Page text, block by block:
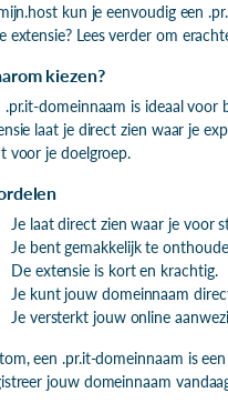
kun je eenvoudig een
extensie? Lees verder om
kiezen?
.pr.it-domeinnaam is ideaal
laat je direct zien waar je
voor je doelgroep.
Je laat direct zien waar je voor
Je bent gemakkelijk te
De extensie is kort en krachtig.
Je kunt jouw domeinnaam
Je versterkt jouw online
een .pr.it-domeinnaam is
jouw domeinnaam